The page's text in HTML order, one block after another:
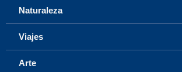
Naturaleza
Viajes
Arte